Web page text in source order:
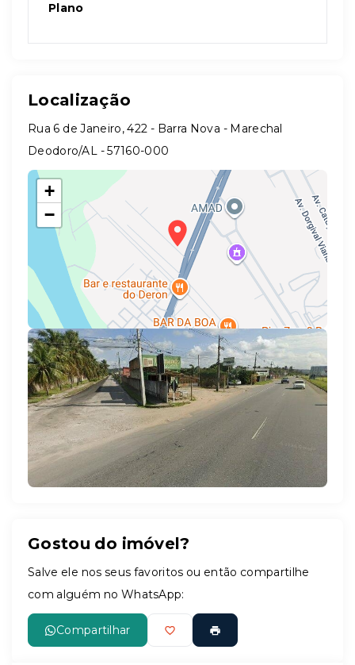
Plano
Localização
Rua 6 de Janeiro, 422 - Barra Nova - Marechal
Deodoro/AL - 57160-000
+
−
Leaflet
Gostou do imóvel?
Salve ele nos seus favoritos ou então compartilhe
com alguém no WhatsApp:
Compartilhar